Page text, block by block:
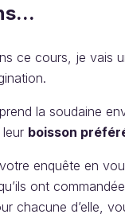
ce cours, je vais
la soudaine
boisson
enquête en
ont
chacune d’elle,